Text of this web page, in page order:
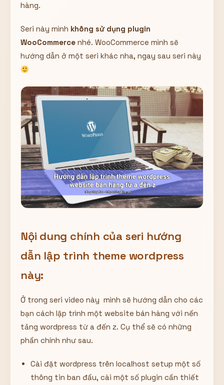
hàng.
Seri này mình không sử dụng plugin
WooCommerce nhé. WooCommerce mình sẽ
hướng dẫn ở một seri khác nha, ngay sau seri này
Nội dung chính của seri hướng
dẫn lập trình theme wordpress
này:
Ở trong seri video này mình sẽ hướng dẫn cho các
bạn cách lập trình một website bán hàng với nền
tảng wordpress từ a đến z. Cụ thể sẽ có những
phần chính như sau.
Cài đặt wordpress trên localhost setup một số
thông tin ban đầu, cài một số plugin cần thiết